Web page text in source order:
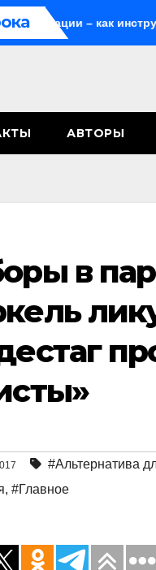
– как инструменты
АВТОРЫ
в
#Альтернатива
, #Главное